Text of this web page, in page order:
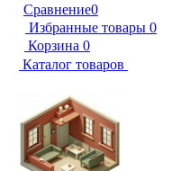
Сравнение0
Избранные товары 0
Корзина 0
Каталог товаров